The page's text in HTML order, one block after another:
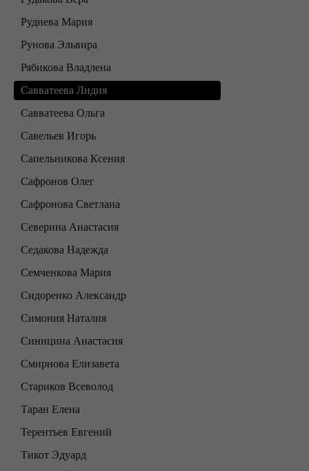
Руднева Мария
Рунова Эльвира
Рябикова Владлена
Савватеева Лидия
Савватеева Ольга
Савельев Игорь
Сапельникова Ксения
Сафронов Олег
Сафронова Светлана
Северина Анастасия
Седакова Надежда
Семченкова Мария
Сидоренко Александр
Симония Наталия
Синицина Анастасия
Смирнова Елизавета
Стариков Всеволод
Таран Елена
Терентьев Евгений
Тикот Эдуард